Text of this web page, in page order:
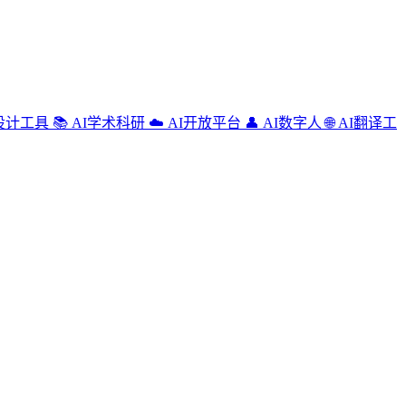
计工具 📚 AI学术科研 ☁️ AI开放平台 👤 AI数字人 🌐 AI翻译工